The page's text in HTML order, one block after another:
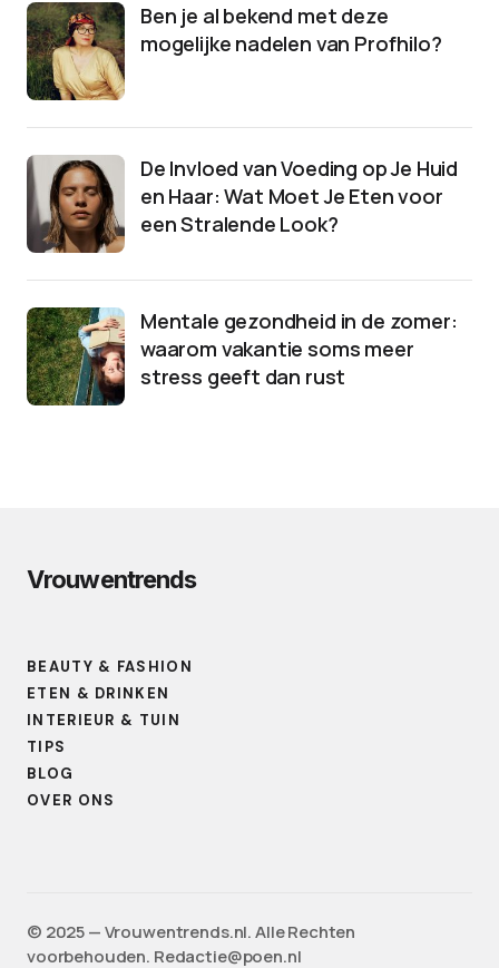
Ben je al bekend met deze
mogelijke nadelen van Profhilo?
De Invloed van Voeding op Je Huid
en Haar: Wat Moet Je Eten voor
een Stralende Look?
Mentale gezondheid in de zomer:
waarom vakantie soms meer
stress geeft dan rust
Vrouwentrends
BEAUTY & FASHION
ETEN & DRINKEN
INTERIEUR & TUIN
TIPS
BLOG
OVER ONS
©️ 2025 — Vrouwentrends.nl. Alle Rechten
voorbehouden. Redactie@poen.nl